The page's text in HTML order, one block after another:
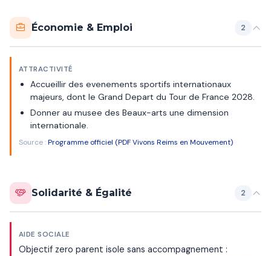
Économie & Emploi 2
ATTRACTIVITÉ
Accueillir des evenements sportifs internationaux
majeurs, dont le Grand Depart du Tour de France 2028.
Donner au musee des Beaux-arts une dimension
internationale.
Source :Programme officiel (PDF Vivons Reims en Mouvement)
Solidarité & Égalité 2
AIDE SOCIALE
Objectif zero parent isole sans accompagnement :